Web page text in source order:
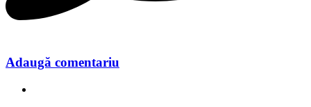
Adaugă comentariu